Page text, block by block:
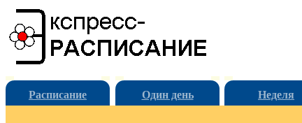
Расписание Один день Неделя